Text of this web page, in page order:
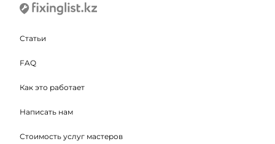
Статьи
FAQ
Как это работает
Написать нам
Стоимость услуг мастеров